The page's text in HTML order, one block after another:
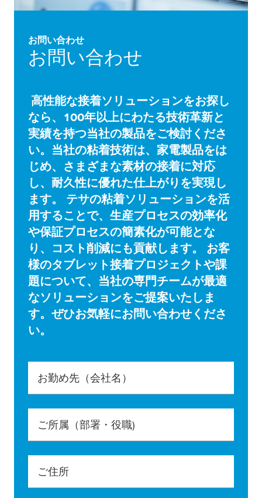
お問い合わせ
お問い合わせ
高性能な接着ソリューションをお探し
なら、100年以上にわたる技術革新と
実績を持つ当社の製品をご検討くださ
い。当社の粘着技術は、家電製品をは
じめ、さまざまな素材の接着に対応
し、耐久性に優れた仕上がりを実現し
ます。 テサの粘着ソリューションを活
用することで、生産プロセスの効率化
や保証プロセスの簡素化が可能とな
り、コスト削減にも貢献します。 お客
様のタブレット接着プロジェクトや課
題について、当社の専門チームが最適
なソリューションをご提案いたしま
す。ぜひお気軽にお問い合わせくださ
い。
お勤め先（会社名）
ご所属（部署・役職)
ご住所